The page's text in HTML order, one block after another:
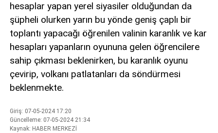
hesaplar yapan yerel siyasiler olduğundan da
şüpheli olurken yarın bu yönde geniş çaplı bir
toplantı yapacağı öğrenilen valinin karanlık ve kar
hesapları yapanların oyununa gelen öğrencilere
sahip çıkması beklenirken, bu karanlık oyunu
çevirip, volkanı patlatanları da söndürmesi
beklenmekte.
Giriş: 07-05-2024 17:20
Güncelleme: 07-05-2024 21:34
Kaynak: HABER MERKEZİ